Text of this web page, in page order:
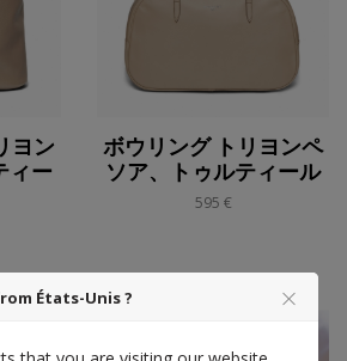
ヨン
ィー
ボウリング トリヨンペ
ソア、トゥルティール
595 €
États-Unis ?